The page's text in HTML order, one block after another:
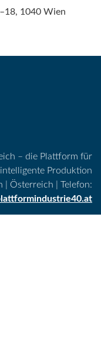
1040 Wien
– die Plattform für
intelligente Produktion
| Österreich | Telefon: